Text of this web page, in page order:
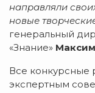
направляли
новые
генеральный
«Знание»
Все конкурсные
экспертным